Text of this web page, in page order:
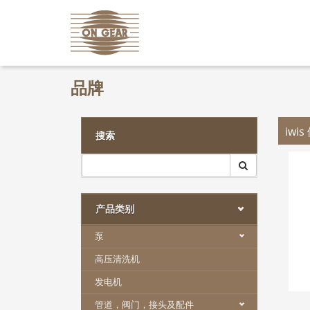
品牌
搜索
产品类别
泵
高压清洗机
发电机
管道，阀门，接头及配件
iwis